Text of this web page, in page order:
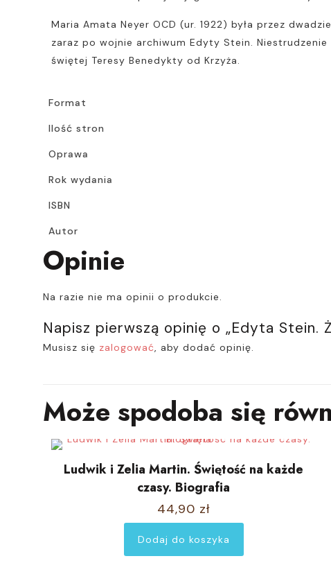
Maria Amata Neyer OCD (ur. 1922) była przez
zaraz po wojnie archiwum Edyty Stein.
świętej Teresy Benedykty od Krzyża.
Format
Ilość stron
Oprawa
Rok wydania
ISBN
Autor
Opinie
Na razie nie ma opinii o produkcie.
Napisz pierwszą opinię o „Edyta Stein.
Musisz się zalogować, aby dodać opinię.
Może spodoba się
Ludwik i Zelia Martin. Świętość na każde
czasy. Biografia
44,90 zł
Dodaj do koszyka